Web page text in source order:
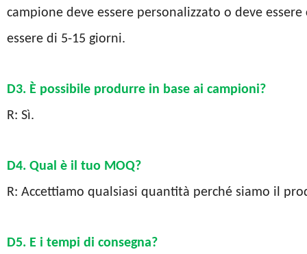
campione deve essere personalizzato o deve
essere di 5-15 giorni.
D3. È possibile produrre in base ai campioni?
R: Sì.
D4. Qual è il tuo MOQ?
R: Accettiamo qualsiasi quantità perché siamo il
D5. E i tempi di consegna?